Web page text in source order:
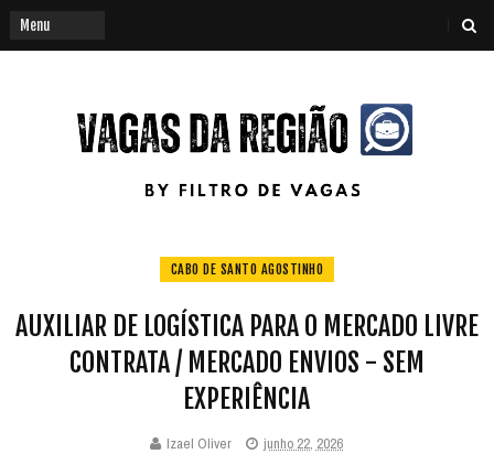
CABO DE SANTO AGOSTINHO
AUXILIAR DE LOGÍSTICA PARA O MERCADO LIVRE
CONTRATA / MERCADO ENVIOS - SEM
EXPERIÊNCIA
Izael Oliver junho 22, 2026